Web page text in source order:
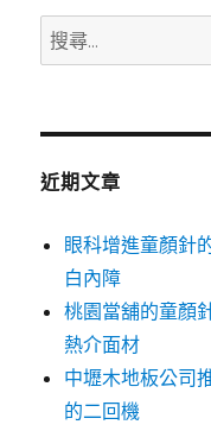
搜
尋
鍵
近期文章
眼科增進童顏針
白內障
桃園當舖的童顏
熱介面材
中壢木地板公司
的二回機